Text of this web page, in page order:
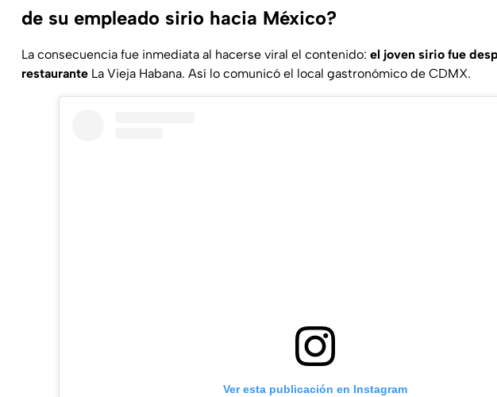
de su empleado sirio hacia México?
La consecuencia fue inmediata al hacerse viral el contenido: el joven sirio fue
restaurante La Vieja Habana. Así lo comunicó el local gastronómico de CDMX.
Ver esta publicación en Instagram